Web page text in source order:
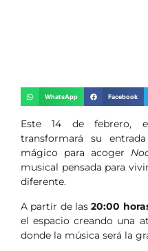
WhatsApp Facebook
Este 14 de febrero,
transformará su
mágico para acoger
musical pensada para
diferente.
A partir de las20:00
el espacio creando una
donde la música será la